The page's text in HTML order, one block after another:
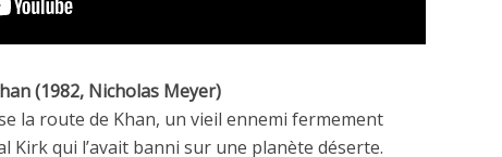
(1982, Nicholas Meyer)
la route de Khan, un vieil ennemi fermement
Kirk qui l’avait banni sur une planète déserte.